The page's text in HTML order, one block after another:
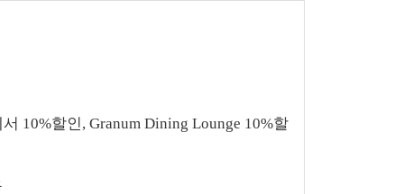
10%할인, Granum Dining Lounge 10%할